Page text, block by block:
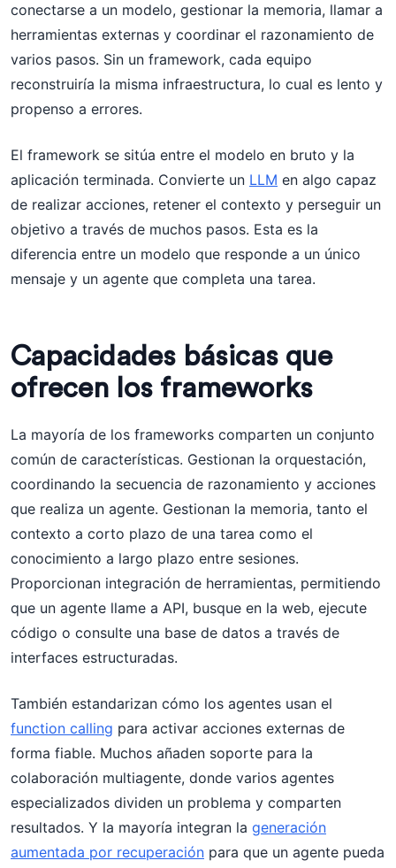
conectarse a un modelo, gestionar la memoria, llamar a
herramientas externas y coordinar el razonamiento de
varios pasos. Sin un framework, cada equipo
reconstruiría la misma infraestructura, lo cual es lento y
propenso a errores.
El framework se sitúa entre el modelo en bruto y la
aplicación terminada. Convierte un LLM en algo capaz
de realizar acciones, retener el contexto y perseguir un
objetivo a través de muchos pasos. Esta es la
diferencia entre un modelo que responde a un único
mensaje y un agente que completa una tarea.
Capacidades básicas que
ofrecen los frameworks
La mayoría de los frameworks comparten un conjunto
común de características. Gestionan la orquestación,
coordinando la secuencia de razonamiento y acciones
que realiza un agente. Gestionan la memoria, tanto el
contexto a corto plazo de una tarea como el
conocimiento a largo plazo entre sesiones.
Proporcionan integración de herramientas, permitiendo
que un agente llame a API, busque en la web, ejecute
código o consulte una base de datos a través de
interfaces estructuradas.
También estandarizan cómo los agentes usan el
function calling para activar acciones externas de
forma fiable. Muchos añaden soporte para la
colaboración multiagente, donde varios agentes
especializados dividen un problema y comparten
resultados. Y la mayoría integran la generación
aumentada por recuperación para que un agente pueda